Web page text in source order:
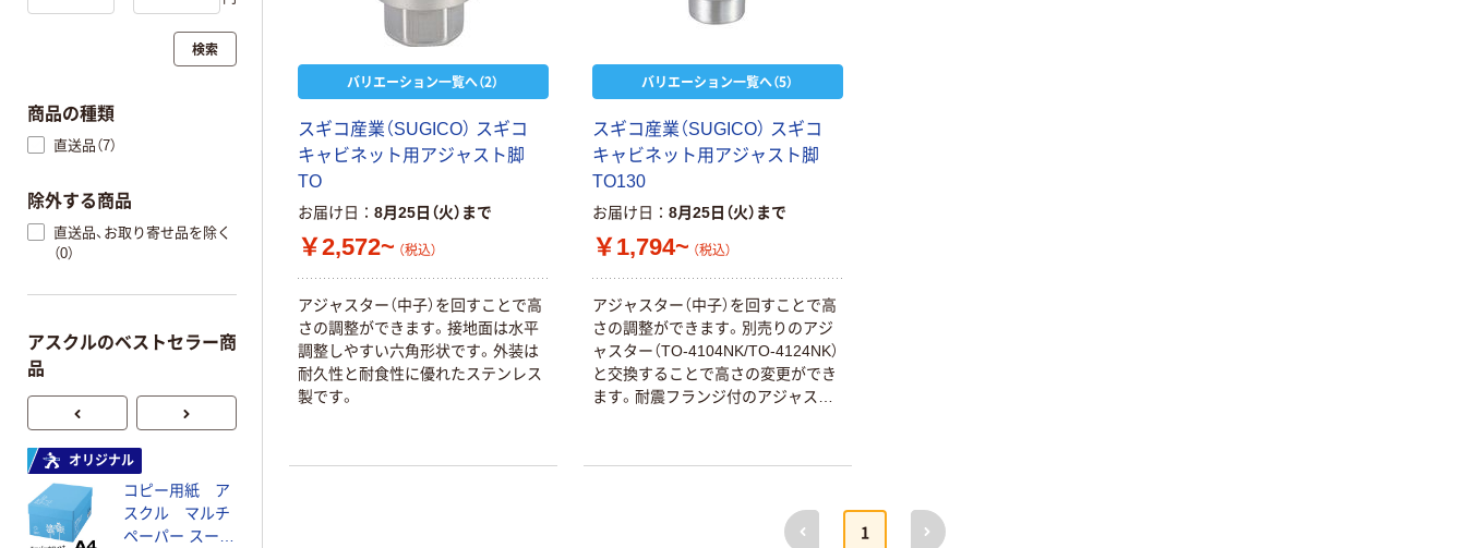
バリエーション一覧へ（2）
スギコ産業（SUGICO） スギコ
キャビネット用アジャスト脚
TO
お届け日 8月25日（火）まで
￥2,572~ （税込）
アジャスター（中子）を回すことで高
さの調整ができます。接地面は水平
調整しやすい六角形状です。外装は
耐久性と耐食性に優れたステンレス
製です。
バリエーション一覧へ（5）
スギコ産業（SUGICO） スギコ
キャビネット用アジャスト脚
TO130
お届け日 8月25日（火）まで
￥1,794~ （税込）
アジャスター（中子）を回すことで高
さの調整ができます。別売りのアジ
ャスター（TO-4104NK/TO-4124NK）
と交換することで高さの変更ができ
ます。耐震フランジ付のアジャスタ
ンレス製です。
前へ
1
次へ
検索
商品の種類
直送品（7）
除外する商品
直送品、お取り寄せ品を除く
（0）
アスクルのベストセラー商
品
オリジナル
コピー用紙 ア
スクル マルチ
ペーパー スーパ
ファーストレイ
ト ニトリルグ